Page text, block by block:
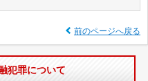
前のページへ戻る
犯罪について